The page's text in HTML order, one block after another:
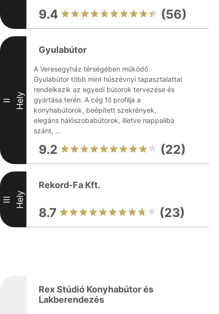
9.4 (56)
II Hely
Gyulabútor
A Veresegyház térségében működő
Gyulabútor több mint húszévnyi tapasztalattal
rendelkezik az egyedi bútorok tervezése és
gyártása terén. A cég fő profilja a
konyhabútorok, beépített szekrények,
elegáns hálószobabútorok, illetve nappaliba
szánt, ...
9.2 (22)
III Hely
Rekord-Fa Kft.
8.7 (23)
Rex Stúdió Konyhabútor és
Lakberendezés